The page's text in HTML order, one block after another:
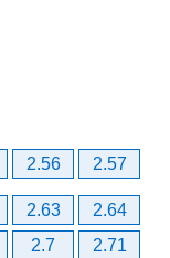
2.56 2.57
2.63
2.64
2.7
2.71